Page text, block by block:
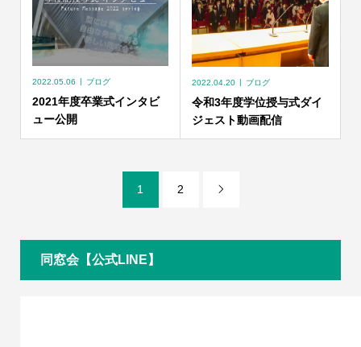
2022.05.06 ブログ
2021年度卒業式インタビ
ュー公開
2022.04.20 ブログ
令和3年度学位授与式ダイ
ジェスト動画配信
1 2 
同窓会【公式LINE】